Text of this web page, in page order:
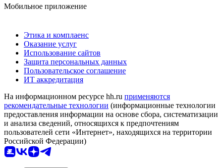
Мобильное приложение
Этика и комплаенс
Оказание услуг
Использование сайтов
Защита персональных данных
Пользовательское соглашение
ИТ аккредитация
На информационном ресурсе hh.ru применяются
рекомендательные технологии (информационные технологии
предоставления информации на основе сбора, систематизации
и анализа сведений, относящихся к предпочтениям
пользователей сети «Интернет», находящихся на территории
Российской Федерации)